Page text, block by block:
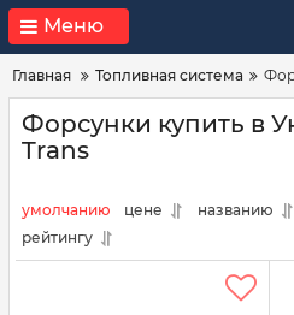
Меню
Главная Топливная система
Форсунки купить в
Trans
умолчанию цене
названию
рейтингу